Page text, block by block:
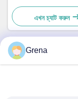
সিস্টেমের সাথে
এখন চ্যাট করুন
Grena